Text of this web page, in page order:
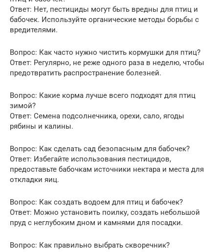
Ответ: Нет, пестициды могут быть вредны для птиц и
бабочек. Используйте органические методы борьбы с
вредителями.
Вопрос: Как часто нужно чистить кормушки для птиц?
Ответ: Регулярно, не реже одного раза в неделю, чтобы
предотвратить распространение болезней.
Вопрос: Какие корма лучше всего подходят для птиц
зимой?
Ответ: Семена подсолнечника, орехи, сало, ягоды
рябины и калины.
Вопрос: Как сделать сад безопасным для бабочек?
Ответ: Избегайте использования пестицидов,
предоставьте бабочкам источники нектара и места для
откладки яиц.
Вопрос: Как создать водоем для птиц и бабочек?
Ответ: Можно установить поилку, создать небольшой
пруд с неглубоким дном и камнями для посадки.
Вопрос: Как правильно выбрать скворечник?